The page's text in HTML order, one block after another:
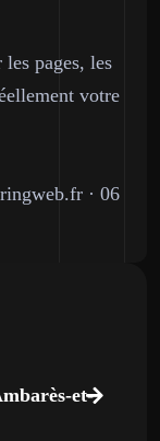
pages, les
votre
· 06
et-